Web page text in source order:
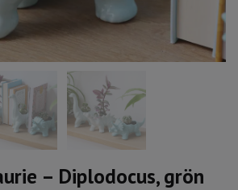
– Diplodocus, grön